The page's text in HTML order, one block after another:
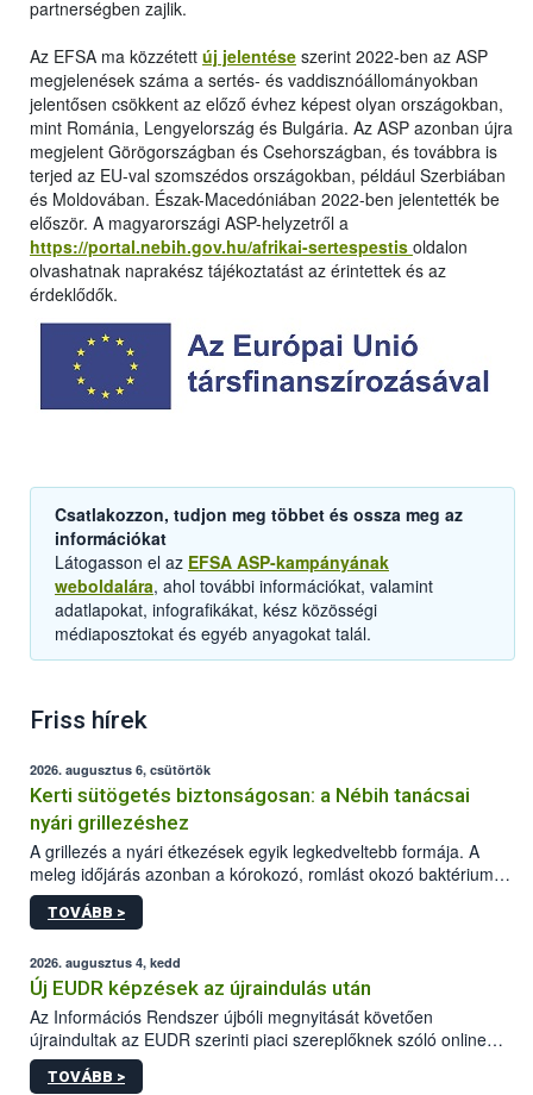
partnerségben zajlik.
Az EFSA ma közzétett új jelentése szerint 2022-ben az ASP
megjelenések száma a sertés- és vaddisznóállományokban
jelentősen csökkent az előző évhez képest olyan országokban,
mint Románia, Lengyelország és Bulgária. Az ASP azonban újra
megjelent Görögországban és Csehországban, és továbbra is
terjed az EU-val szomszédos országokban, például Szerbiában
és Moldovában. Észak-Macedóniában 2022-ben jelentették be
először. A magyarországi ASP-helyzetről a
https://portal.nebih.gov.hu/afrikai-sertespestis oldalon
olvashatnak naprakész tájékoztatást az érintettek és az
érdeklődők.
Csatlakozzon, tudjon meg többet és ossza meg az
információkat
Látogasson el az EFSA ASP-kampányának
weboldalára, ahol további információkat, valamint
adatlapokat, infografikákat, kész közösségi
médiaposztokat és egyéb anyagokat talál.
Friss hírek
2026. augusztus 6, csütörtök
Kerti sütögetés biztonságosan: a Nébih tanácsai
nyári grillezéshez
A grillezés a nyári étkezések egyik legkedveltebb formája. A
meleg időjárás azonban a kórokozó, romlást okozó baktériumok
gyorsabb szaporodásának is kedvez. A szabadtéri sütögetés
ezért nem csupán a megfelelő sütési technikáról szól: legalább
higiéniai szabályok betartása, a megfelelő hőkezelés, valamint a
maradékok szakszerű tárolása. A Nemzeti Élelmiszerlánc-
biztonsági Hivatal (Nébih) Oktatási Programja összegyűjtötte a
biztonságos grillezés legfontosabb tudnivalóit.
TOVÁBB >
2026. augusztus 4, kedd
Új EUDR képzések az újraindulás után
Az Információs Rendszer újbóli megnyitását követően
újraindultak az EUDR szerinti piaci szereplőknek szóló online
képzések.
TOVÁBB >